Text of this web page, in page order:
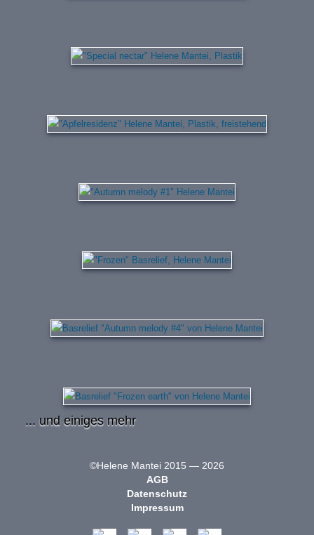
... und einiges mehr
©Helene Mantei 2015 — 2026
AGB
Datenschutz
Impressum